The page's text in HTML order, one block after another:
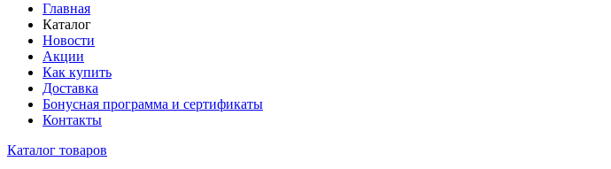
Главная
Каталог
Новости
Акции
Как купить
Доставка
Бонусная программа и сертификаты
Контакты
Каталог товаров